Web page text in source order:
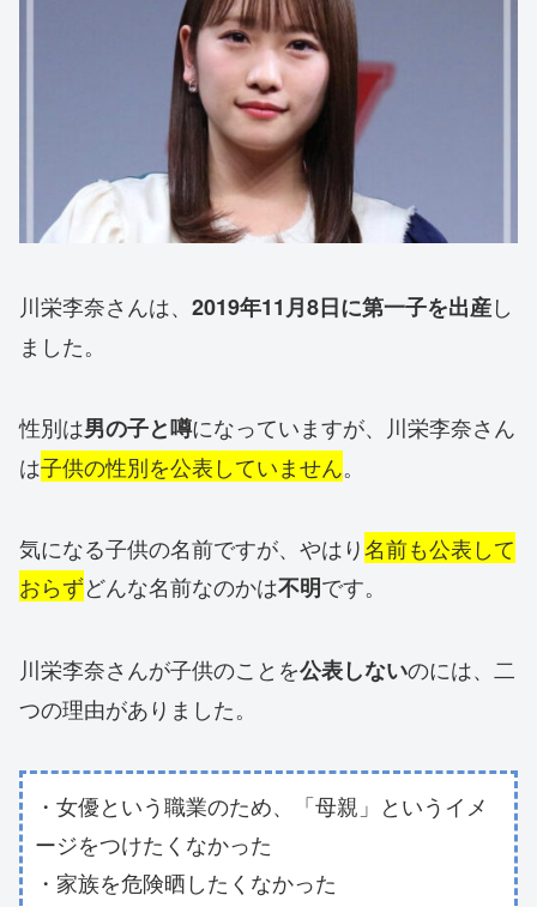
川栄李奈さんは、 2019年11月8日に第一子を出産し
ました。
性別は男の子と噂になっていますが、川栄李奈さん
は子供の性別を公表していません。
気になる子供の名前ですが、やはり名前も公表して
おらずどんな名前なのかは不明です。
川栄李奈さんが子供のことを公表しないのには、二
つの理由がありました。
・女優という職業のため、「母親」というイメ
ージをつけたくなかった
・家族を危険晒したくなかった